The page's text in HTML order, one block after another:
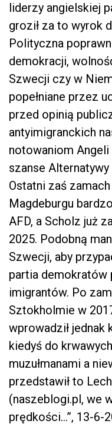
liderzy angielskiej
groził za to wyrok
Polityczna
demokracji,
Szwecji czy w
popełniane przez
przed opinią
antyimigranckich
notowaniom
szanse
Ostatni zaś
Magdeburgu
AFD, a Scholz już
2025. Podobną
Szwecji, aby
partia demokratów
imigrantów. Po
Sztokholmie w
wprowadził jednak
kiedyś do
muzułmanami a
przedstawił to
(naszeblogi.pl, we
prędkości…”, 13-6-